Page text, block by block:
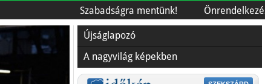
Szabadságra mentünk! Önrendelkezés és
Újságlapozó
A nagyvilág képekben